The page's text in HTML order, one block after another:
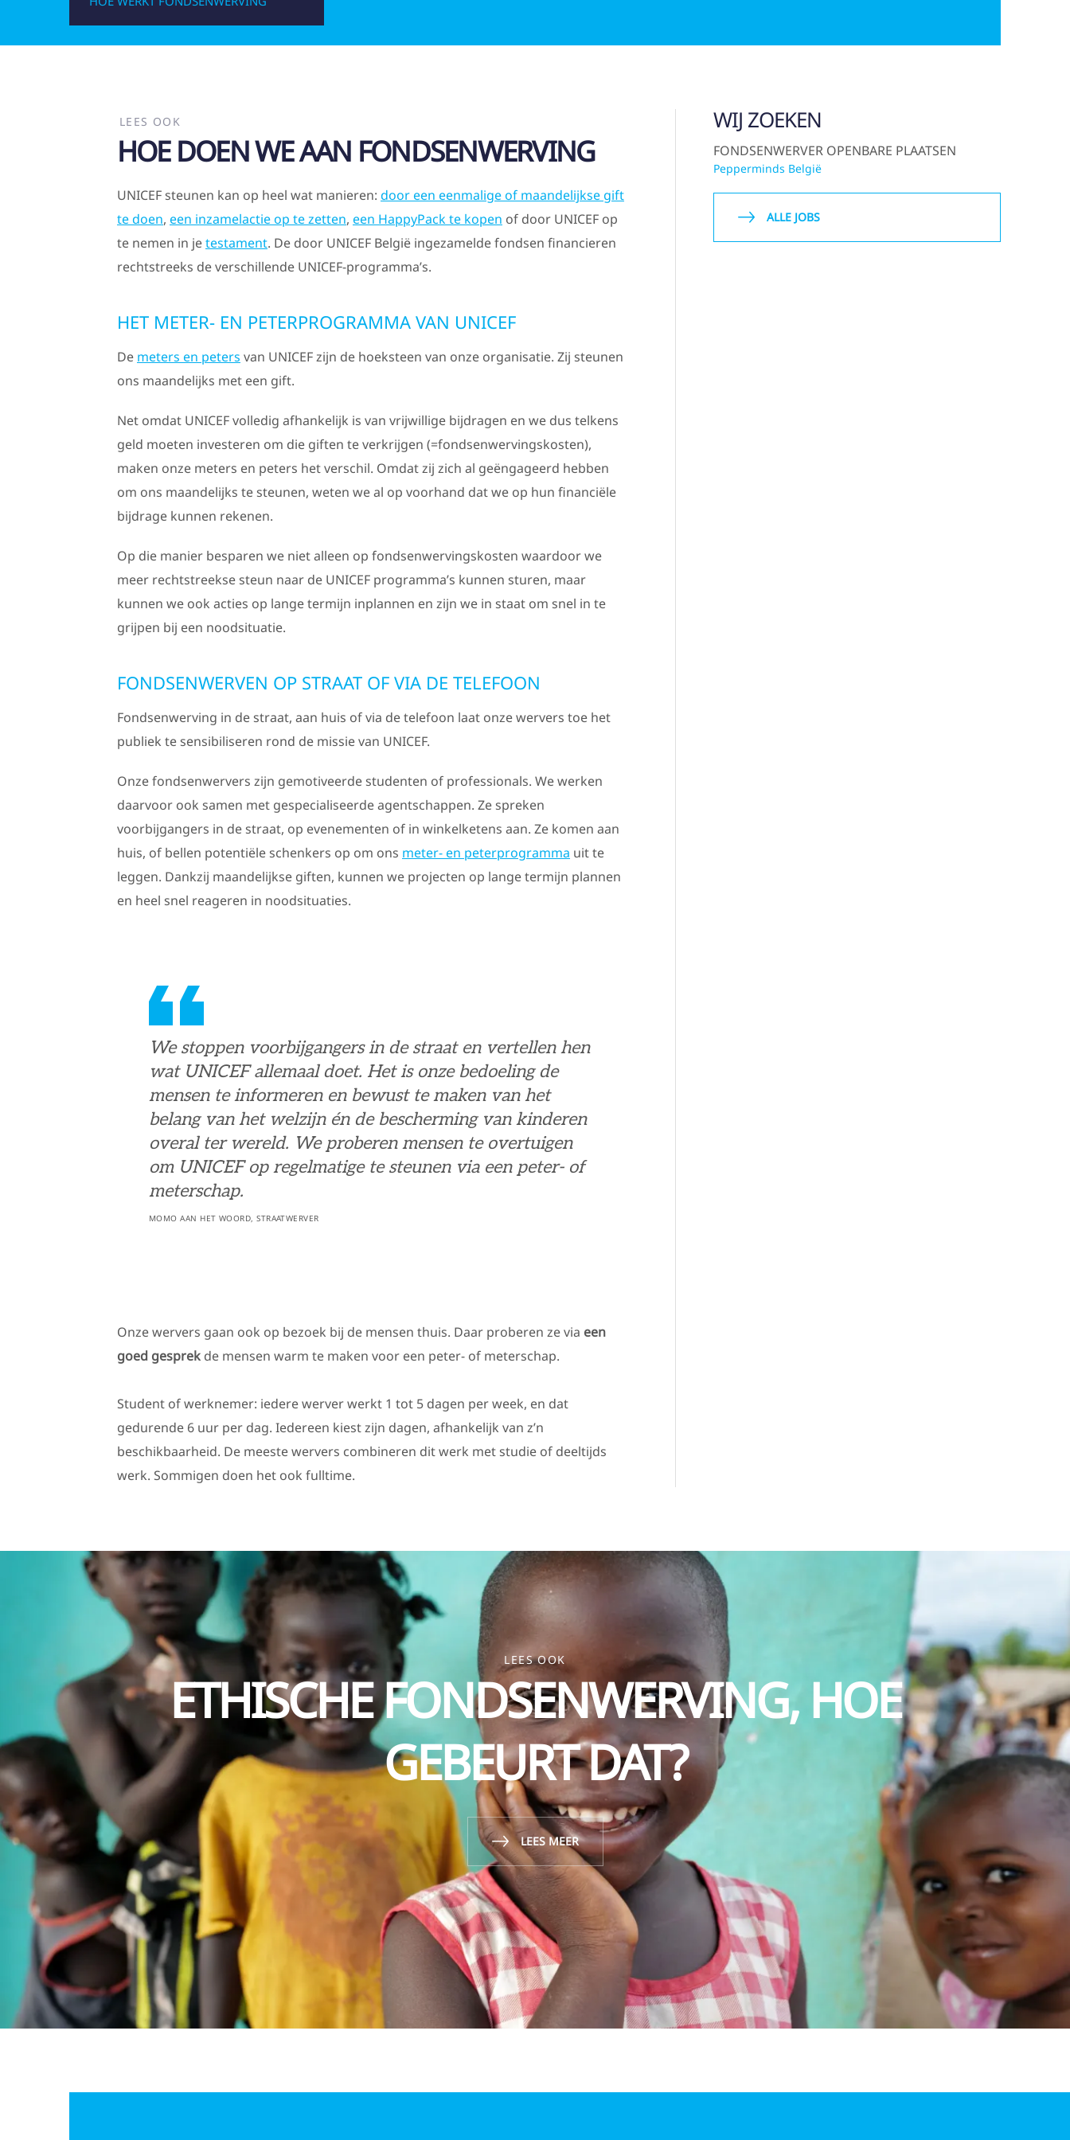
LEES OOK
HOE DOEN WE AAN FONDSENWERVING
UNICEF steunen kan op heel wat manieren: door een eenmalige of maandelijkse gift
te doen, een inzamelactie op te zetten, een HappyPack te kopen of door UNICEF op
te nemen in jetestament. De door UNICEF België ingezamelde fondsen financieren
rechtstreeks de verschillende UNICEF-programma’s.
HET METER- EN PETERPROGRAMMA VAN UNICEF
De meters en peters van UNICEF zijn de hoeksteen van onze organisatie. Zij steunen
ons maandelijks met een gift.
Net omdat UNICEF volledig afhankelijk is van vrijwillige bijdragen en we dus telkens
geld moeten investeren om die giften te verkrijgen (=fondsenwervingskosten),
maken onze meters en peters het verschil. Omdat zij zich al geëngageerd hebben
om ons maandelijks te steunen, weten we al op voorhand dat we op hun financiële
bijdrage kunnen rekenen.
Op die manier besparen we niet alleen op fondsenwervingskosten waardoor we
meer rechtstreekse steun naar de UNICEF programma’s kunnen sturen, maar
kunnen we ook acties op lange termijn inplannen en zijn we in staat om snel in te
grijpen bij een noodsituatie.
FONDSENWERVEN OP STRAAT OF VIA DE TELEFOON
Fondsenwerving in de straat, aan huis of via de telefoon laat onze wervers toe het
publiek te sensibiliseren rond de missie van UNICEF.
Onze fondsenwervers zijn gemotiveerde studenten of professionals. We werken
daarvoor ook samen met gespecialiseerde agentschappen. Ze spreken
voorbijgangers in de straat, op evenementen of in winkelketens aan. Ze komen aan
huis, of bellen potentiële schenkers op om ons meter- en peterprogramma uit te
leggen. Dankzij maandelijkse giften, kunnen we projecten op lange termijn plannen
en heel snel reageren in noodsituaties.
We stoppen voorbijgangers in de straat en vertellen hen
wat UNICEF allemaal doet. Het is onze bedoeling de
mensen te informeren en bewust te maken van het
belang van het welzijn én de bescherming van kinderen
overal ter wereld. We proberen mensen te overtuigen
om UNICEF op regelmatige te steunen via een peter- of
meterschap.
MOMO AAN HET WOORD, STRAATWERVER
Onze wervers gaan ook op bezoek bij de mensen thuis. Daar proberen ze via een
goed gesprekde mensen warm te maken voor een peter- of meterschap.
Student of werknemer: iedere werver werkt 1 tot 5 dagen per week, en dat
gedurende 6 uur per dag. Iedereen kiest zijn dagen, afhankelijk van z’n
beschikbaarheid. De meeste wervers combineren dit werk met studie of deeltijds
werk. Sommigen doen het ook fulltime.
WIJ ZOEKEN
FONDSENWERVER OPENBARE PLAATSEN
Pepperminds België
ALLE JOBS
LEES OOK
ETHISCHE FONDSENWERVING, HOE
GEBEURT DAT?
LEES MEER